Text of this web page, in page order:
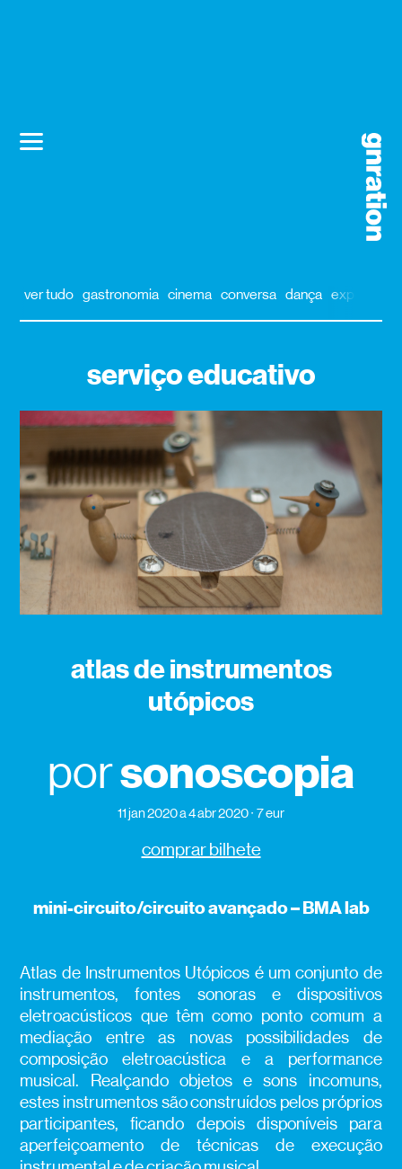
ver tudo gastronomia cinema conversa dança exposição
serviço educativo
atlas de instrumentos
utópicos
porsonoscopia
11 jan 2020a 4 abr 2020 7 eur
comprar bilhete
mini-circuito/circuito avançado – BMA lab
Atlas de Instrumentos Utópicos é um conjunto de
instrumentos, fontes sonoras e dispositivos
eletroacústicos que têm como ponto comum a
mediação entre as novas possibilidades de
composição eletroacústica e a performance
musical. Realçando objetos e sons incomuns,
estes instrumentos são construídos pelos próprios
participantes, ficando depois disponíveis para
aperfeiçoamento de técnicas de execução